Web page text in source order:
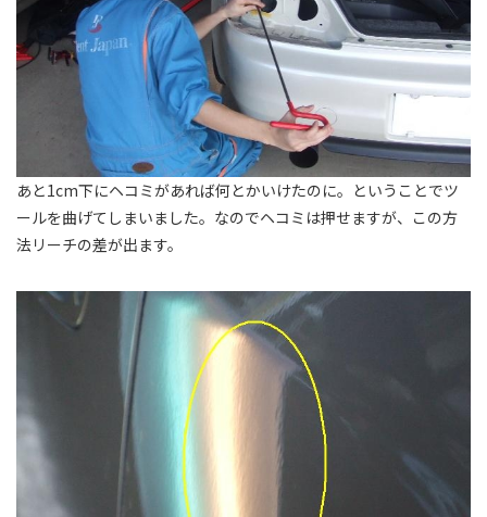
あと1cm下にヘコミがあれば何とかいけたのに。ということでツ
ールを曲げてしまいました。なのでヘコミは押せますが、この方
法リーチの差が出ます。